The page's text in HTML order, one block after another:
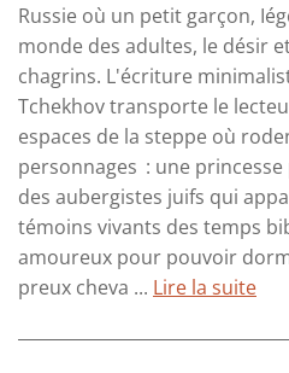
Russie où un petit garçon,
monde des adultes, le désir
chagrins. L'écriture
Tchekhov transporte le
espaces de la steppe où
personnages : une
des aubergistes juifs qui
témoins vivants des temps
amoureux pour pouvoir
preux cheva ... Lire la suite